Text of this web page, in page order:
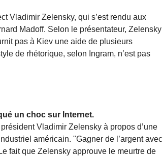
Vladimir Zelensky, qui s’est rendu aux
Madoff. Selon le présentateur, Zelensky
pas à Kiev une aide de plusieurs
de rhétorique, selon Ingram, n’est pas
un choc sur Internet.
Vladimir Zelensky à propos d’une
américain. "Gagner de l’argent avec
fait que Zelensky approuve le meurtre de